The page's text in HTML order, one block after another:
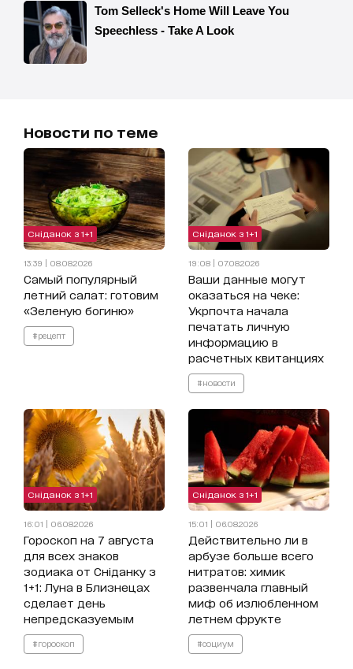
Новости по теме
Сніданок з 1+1
13:39 | 08.08.2026
Самый популярный
летний салат: готовим
«Зеленую богиню»
#рецепт
Сніданок з 1+1
19:08 | 07.08.2026
Ваши данные могут
оказаться на чеке:
Укрпочта начала
печатать личную
информацию в
расчетных квитанциях
#новости
Сніданок з 1+1
16:01 | 06.08.2026
Гороскоп на 7 августа
для всех знаков
зодиака от Сніданку з
1+1: Луна в Близнецах
сделает день
непредсказуемым
#гороскоп
Сніданок з 1+1
15:01 | 06.08.2026
Действительно ли в
арбузе больше всего
нитратов: химик
развенчала главный
миф об излюбленном
летнем фрукте
#социум